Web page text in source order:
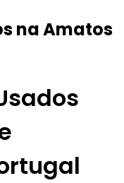
​​na Amatos